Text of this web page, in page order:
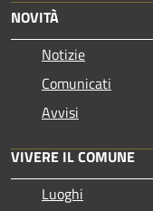
NOVITÀ
Notizie
Comunicati
Avvisi
VIVERE IL COMUNE
Luoghi